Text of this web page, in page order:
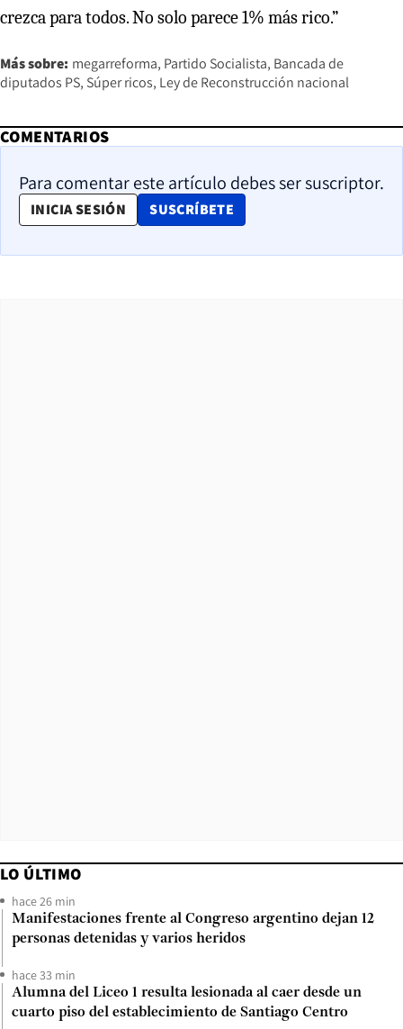
crezca para todos. No solo parece 1% más rico.”
Más sobre: megarreforma Partido Socialista Bancada de
diputados PS Súper ricos Ley de Reconstrucción nacional
COMENTARIOS
Para comentar este artículo debes ser suscriptor.
INICIA SESIÓN SUSCRÍBETE
OPENS IN NEW WINDOW
LO ÚLTIMO
hace 26 min
Manifestaciones frente al Congreso argentino dejan 12
personas detenidas y varios heridos
hace 33 min
Alumna del Liceo 1 resulta lesionada al caer desde un
cuarto piso del establecimiento de Santiago Centro